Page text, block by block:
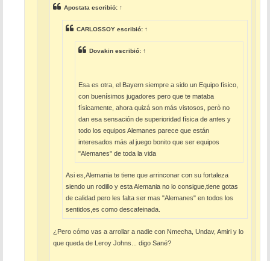
Apostata escribió: ↑
CARLOSSOY escribió: ↑
Dovakin escribió: ↑
Esa es otra, el Bayern siempre a sido un Equipo físico,
con buenísimos jugadores pero que te mataba
físicamente, ahora quizá son más vistosos, però no
dan esa sensación de superioridad física de antes y
todo los equipos Alemanes parece que están
interesados más al juego bonito que ser equipos
"Alemanes" de toda la vida
Asi es,Alemania te tiene que arrinconar con su fortaleza
siendo un rodillo y esta Alemania no lo consigue,tiene gotas
de calidad pero les falta ser mas "Alemanes" en todos los
sentidos,es como descafeinada.
¿Pero cómo vas a arrollar a nadie con Nmecha, Undav, Amiri y lo
que queda de Leroy Johns... digo Sané?